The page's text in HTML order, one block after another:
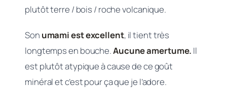
plutôt terre / bois / roche volcanique.
Son umami est excellent, il tient très
longtemps en bouche.Aucune amertume. Il
est plutôt atypique à cause de ce goût
minéral et c’est pour ça que je l’adore.